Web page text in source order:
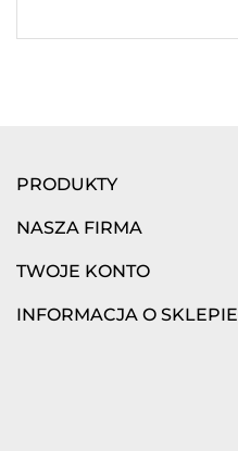
PRODUKTY
NASZA FIRMA
TWOJE KONTO
INFORMACJA O SKLEPIE